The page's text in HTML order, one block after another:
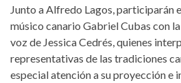
Junto a Alfredo Lagos, participarán
músico canario Gabriel Cubas con
voz de Jessica Cedrés, quienes
representativas de las tradiciones
especial atención a su proyección e